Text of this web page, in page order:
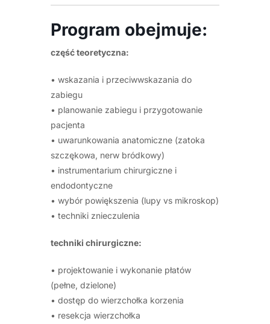
Program obejmuje:
część teoretyczna:
• wskazania i przeciwwskazania do
zabiegu
• planowanie zabiegu i przygotowanie
pacjenta
• uwarunkowania anatomiczne (zatoka
szczękowa, nerw bródkowy)
• instrumentarium chirurgiczne i
endodontyczne
• wybór powiększenia (lupy vs mikroskop)
• techniki znieczulenia
techniki chirurgiczne:
• projektowanie i wykonanie płatów
(pełne, dzielone)
• dostęp do wierzchołka korzenia
• resekcja wierzchołka